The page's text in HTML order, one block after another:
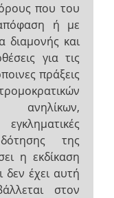
που του
ή με
διαμονής και
για τις
πράξεις
της
η εκδίκαση
έχει αυτή
στον